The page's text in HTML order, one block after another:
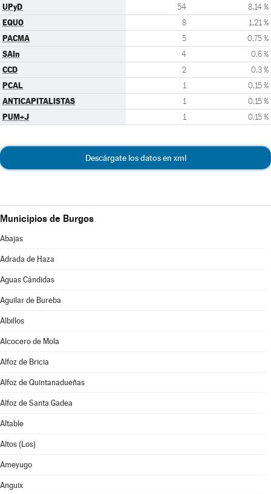
UPyD 54 8,14 %
EQUO 8 1,21 %
PACMA 5 0,75 %
SAIn 4 0,6 %
CCD 2 0,3 %
PCAL 1 0,15 %
ANTICAPITALISTAS 1 0,15 %
PUM+J 1 0,15 %
Descárgate los datos en xml
Municipios de Burgos
Abajas
Adrada de Haza
Aguas Cándidas
Aguilar de Bureba
Albillos
Alcocero de Mola
Alfoz de Bricia
Alfoz de Quintanadueñas
Alfoz de Santa Gadea
Altable
Altos (Los)
Ameyugo
Anguix